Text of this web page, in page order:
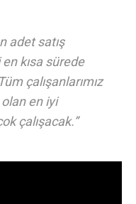
adet satış
kısa sürede
çalışanlarımız
en iyi
çalışacak.”